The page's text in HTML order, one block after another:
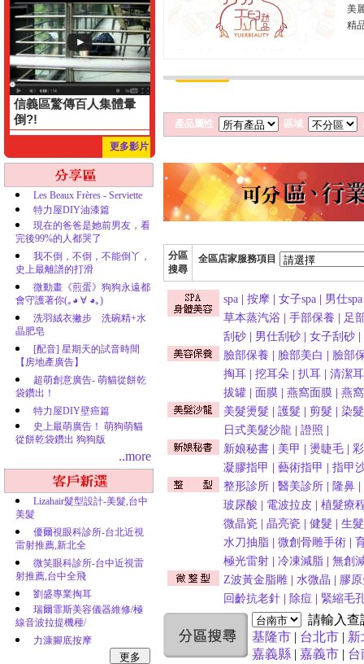
信義區驚傳百人集體暈
倒?!
更多影片
Les Beaux Frères - Serviette
特力屋DIY油漆篇
現在的爸爸是她前男友，看
完後99%的人都哭了
我不倒，不倒，不能倒丫，
史上最離譜的打滑
微動畫《煎蛋》狗狗永遠都
會守護著你(｡◕ ∀ ◕｡)
洗羽絨衣撇步 洗碗精+水
晶肥皂
[配音] 星期天的試音時間
【房地產廣告】
超萌創意廣告- 萌貓從餅乾
袋鑽出！
特力屋DIY壁癌篇
史上最萌廣告！ 萌狗萌貓
從餅乾袋鑽出 狗狗版
..more
Lizahair髮型設計-美髮,台中
美髮
優爾視眼科診所-台北近視
雷射推薦,新北全
微笑眼科診所-台中近視雷
射推薦,台中全飛
劉盛專業掏耳
瑞爾霏斯美容儀器維修/極
線音波拉提機種/
力漮腳底按摩
美
精
產品屬性 區域
分區
搜尋
全區店家服務項目
spa 按摩 女子spa 男仕spa
草本蒸汽浴
手部保養
足
刮砂
男仕刮砂 女子刮砂
臉部保養
臉部美白
臉部
掏耳
挖耳朵 扒耳
清潔
拔罐
面膜 燕窩面膜
燕
美髮燙髮
護髮 剪髮
染髮
日式美髮沙龍
證照
新娘秘書
美甲 燙睫毛
凝膠指甲
藝術指甲
指甲
整形診所
醫美診所 隆鼻
玻尿酸
電波拉皮
植髮療
微晶瓷
晶亮瓷 健髮
生髮
水刀抽脂
微創骨雕手術
極光雷射
冷凍減脂
無創
Z波黃金脂雕
水微晶
膠
回齡抗老針
除痘 緊縮毛
請輸入
基隆市 | 台北市 | 新
嘉義縣 | 嘉義市 | 台